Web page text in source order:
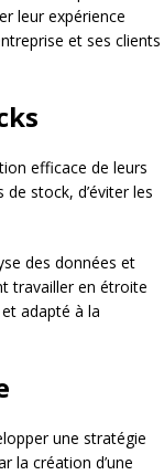
leur expérience
et ses clients
efficace de leurs
stock, d’éviter les
des données et
travailler en étroite
adapté à la
une stratégie
la création d’une